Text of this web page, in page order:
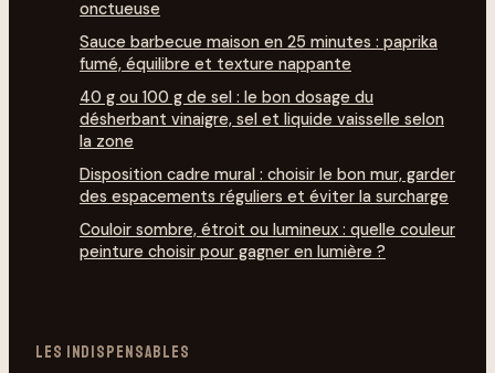
onctueuse
Sauce barbecue maison en 25 minutes : paprika
fumé, équilibre et texture nappante
40 g ou 100 g de sel : le bon dosage du
désherbant vinaigre, sel et liquide vaisselle selon
la zone
Disposition cadre mural : choisir le bon mur, garder
des espacements réguliers et éviter la surcharge
Couloir sombre, étroit ou lumineux : quelle couleur
peinture choisir pour gagner en lumière ?
LES INDISPENSABLES